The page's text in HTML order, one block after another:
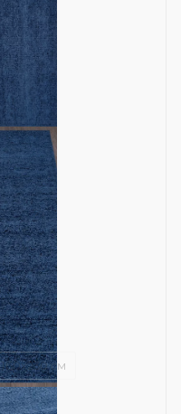
160x230 см